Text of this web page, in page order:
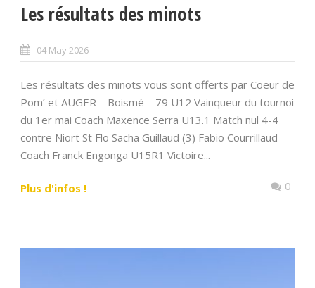
Les résultats des minots
04 May 2026
Les résultats des minots vous sont offerts par Coeur de
Pom’ et AUGER – Boismé – 79 U12 Vainqueur du tournoi
du 1er mai Coach Maxence Serra U13.1 Match nul 4-4
contre Niort St Flo Sacha Guillaud (3) Fabio Courrillaud
Coach Franck Engonga ️U15R1 Victoire...
Plus d'infos ! 0